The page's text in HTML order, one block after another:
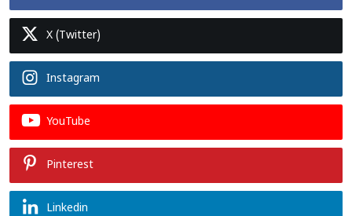
X (Twitter)
Instagram
YouTube
Pinterest
Linkedin